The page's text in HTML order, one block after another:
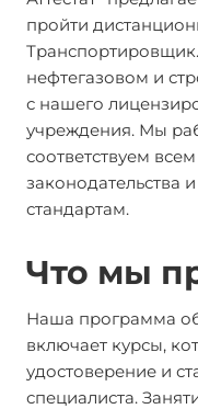
пройти
нефтегазовом и
с нашего
учреждения. Мы
соответствуем
законодательства
стандартам.
Что мы
Наша программа
включает курсы,
удостоверение и
специалиста.